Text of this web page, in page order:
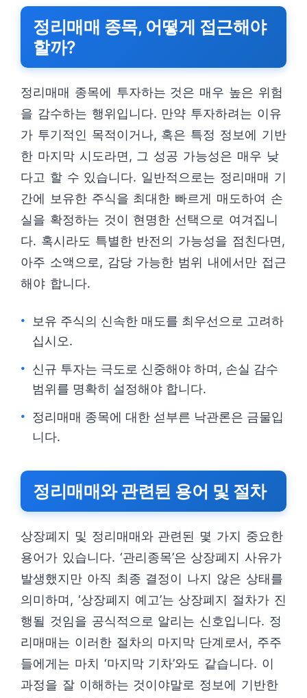
정리매매 종목, 어떻게 접근해야
할까?
정리매매 종목에 투자하는 것은 매우 높은 위험
을 감수하는 행위입니다. 만약 투자하려는 이유
가 투기적인 목적이거나, 혹은 특정 정보에 기반
한 마지막 시도라면, 그 성공 가능성은 매우 낮
다고 할 수 있습니다. 일반적으로는 정리매매 기
간에 보유한 주식을 최대한 빠르게 매도하여 손
실을 확정하는 것이 현명한 선택으로 여겨집니
다. 혹시라도 특별한 반전의 가능성을 점친다면,
아주 소액으로, 감당 가능한 범위 내에서만 접근
해야 합니다.
보유 주식의 신속한 매도를 최우선으로 고려하
십시오.
신규 투자는 극도로 신중해야 하며, 손실 감수
범위를 명확히 설정해야 합니다.
정리매매 종목에 대한 섣부른 낙관론은 금물입
니다.
정리매매와 관련된 용어 및 절차
상장폐지 및 정리매매와 관련된 몇 가지 중요한
용어가 있습니다. ‘관리종목’은 상장폐지 사유가
발생했지만 아직 최종 결정이 나지 않은 상태를
의미하며, ‘상장폐지 예고’는 상장폐지 절차가 진
행될 것임을 공식적으로 알리는 신호입니다. 정
리매매는 이러한 절차의 마지막 단계로서, 주주
들에게는 마치 ‘마지막 기차’와도 같습니다. 이
과정을 잘 이해하는 것이야말로 정보에 기반한